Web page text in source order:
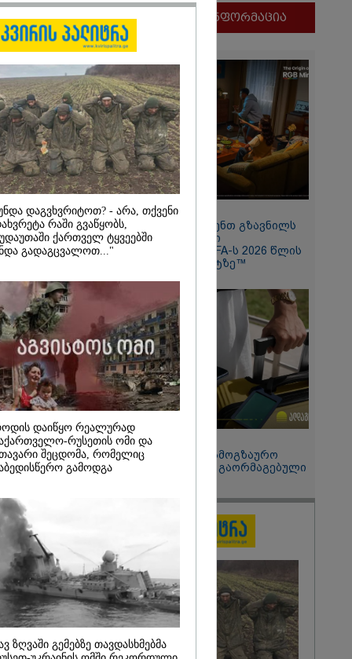
და
და ბებია
გახსნა
ხდება
- დონალდ
მნიშვნელოვანი ინფორმაცია
11:13 / 05-08-2026
Hisense წარმოგიდგენთ გზავნილს
"ინოვაციები უკეთესი
ცხოვრებისათვის" FIFA-ს 2026 წლის
მსოფლიო ჩემპიონატზე™
15:49 / 06-08-2026
შეიძინე ალდაგის სამოგზაურო
დაზღვევა და მიიღე გაორმაგებული
დაგვხვრიტოთ? - არა, თქვენი
რაში გვაწყობს,
ქართველ ტყვეებში
გადაგცვალოთ..."
დაიწყო რეალურად
რუსეთის ომი და
შეცდომა, რომელიც
გამოდგა
ზღვაში გემებზე თავდასხმებმა